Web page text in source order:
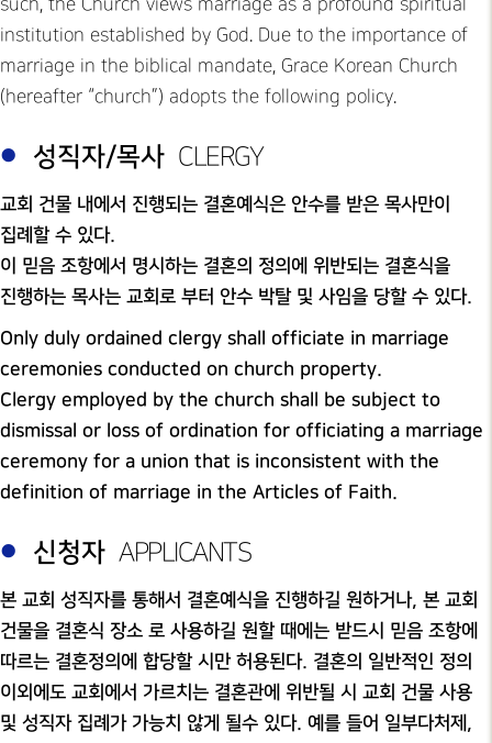
such, the Church views marriage as a profound spiritual
institution established by God. Due to the importance of
marriage in the biblical mandate, Grace Korean Church
(hereafter “church”) adopts the following policy.
성직자/목사 CLERGY
교회 건물 내에서 진행되는 결혼예식은 안수를 받은 목사만이
집례할 수 있다.
이 믿음 조항에서 명시하는 결혼의 정의에 위반되는 결혼식을
진행하는 목사는 교회로 부터 안수 박탈 및 사임을 당할 수 있다.
Only duly ordained clergy shall officiate in marriage
ceremonies conducted on church property.
Clergy employed by the church shall be subject to
dismissal or loss of ordination for officiating a marriage
ceremony for a union that is inconsistent with the
definition of marriage in the Articles of Faith.
신청자 APPLICANTS
본 교회 성직자를 통해서 결혼예식을 진행하길 원하거나, 본 교회
건물을 결혼식 장소 로 사용하길 원할 때에는 받드시 믿음 조항에
따르는 결혼정의에 합당할 시만 허용된다. 결혼의 일반적인 정의
이외에도 교회에서 가르치는 결혼관에 위반될 시 교회 건물 사용
및 성직자 집례가 가능치 않게 될수 있다. 예를 들어 일부다처제,